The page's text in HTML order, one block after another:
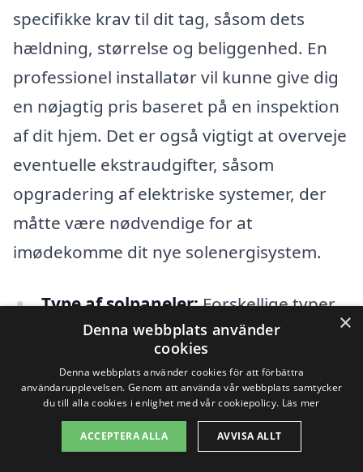
specifikke krav til dit tag, såsom dets
hældning, størrelse og beliggenhed. En
professionel installatør vil kunne give dig
en nøjagtig pris baseret på en inspektion
af dit hjem. Det er også vigtigt at overveje
eventuelle ekstraudgifter, såsom
opgradering af elektriske systemer, der
måtte være nødvendige for at
imødekomme dit nye solenergisystem.
Type af solpaneler:Forskellige typer
har forskellige prisklasser.
Installationsomkostninger:
Variationen afhænger af dit tag og
installationens kompleksitet.
×
Denna webbplats använder
cookies
Denna webbplats använder cookies för att förbättra
användarupplevelsen. Genom att använda vår webbplats samtycker
du till alla cookies i enlighet med vår cookiepolicy. Läs mer
ACCEPTERA ALLA AVVISA ALLT